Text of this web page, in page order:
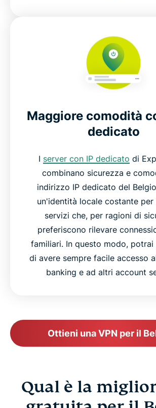
Maggiore comodità
dedicato
I server con IP dedicato di
combinano sicurezza e
indirizzo IP dedicato del
un'identità locale costante
servizi che, per ragioni di
preferiscono rilevare
familiari. In questo modo, potrai
di avere sempre facile accesso
banking e ad altri account
Ottieni una VPN per il
Qual è la